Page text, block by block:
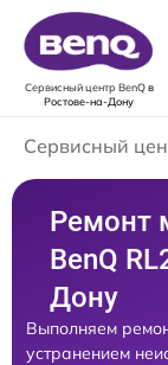
Сервисный центр BenQв
Ростове-на-Дону
Сервисный
Ремонт
BenQ
Дону
Выполняем
устранением